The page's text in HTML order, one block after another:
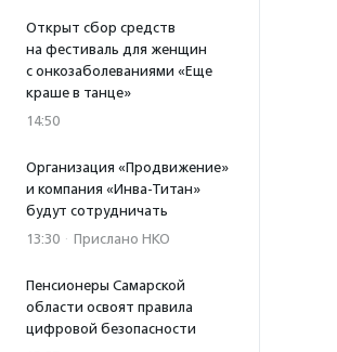
Открыт сбор средств
на фестиваль для женщин
с онкозаболеваниями «Еще
краше в танце»
14:50
Организация «Продвижение»
и компания «Инва-Титан»
будут сотрудничать
13:30 · Прислано НКО
Пенсионеры Самарской
области освоят правила
цифровой безопасности